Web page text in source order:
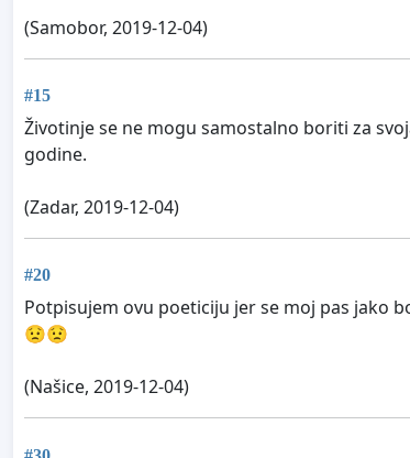
(Samobor, 2019-12-04)
#15
Životinje se ne mogu samostalno boriti za
godine.
(Zadar, 2019-12-04)
#20
Potpisujem ovu poeticiju jer se moj pas jako
😟😟
(Našice, 2019-12-04)